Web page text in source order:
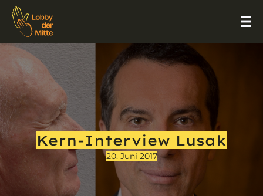
Kern-Interview Lusak
20. Juni 2017